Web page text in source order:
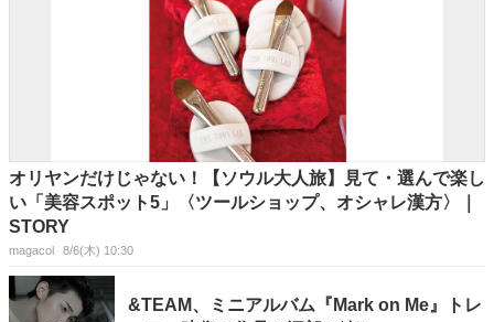
オリヤンだけじゃない！【ソウル大人旅】見て・選んで楽し
い「美容スポット5」〈ツールショップ、オシャレ漢方〉｜
STORY
magacol 8/6(木) 10:30
&TEAM、ミニアルバム『Mark on Me』トレ